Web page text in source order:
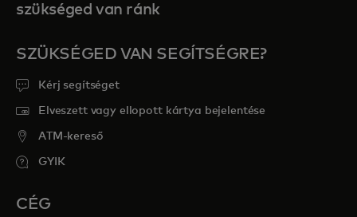
szükséged van ránk
SZÜKSÉGED VAN SEGÍTSÉGRE?
Kérj segítséget
Elveszett vagy ellopott kártya bejelentése
ATM-kereső
GYIK
CÉG